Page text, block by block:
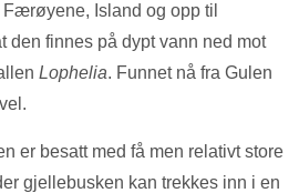
Island og opp til
den finnes på dypt vann ned mot
Lophelia. Funnet nå fra Gulen
er besatt med få men relativt store
gjellebusken kan trekkes inn i en